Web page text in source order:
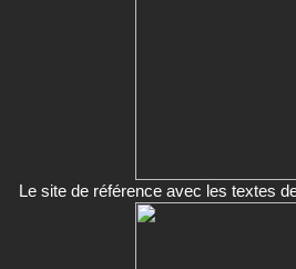
Le site de référence avec les textes